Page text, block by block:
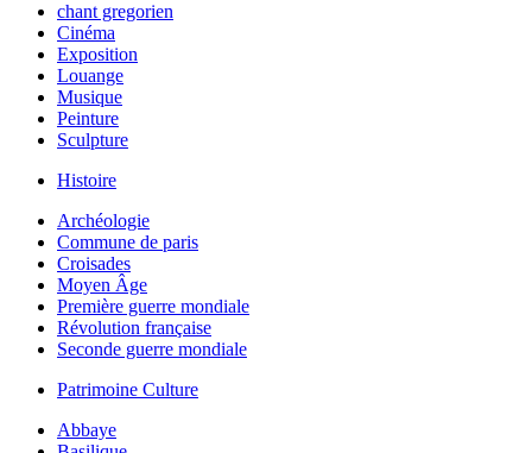
chant gregorien
Cinéma
Exposition
Louange
Musique
Peinture
Sculpture
Histoire
Archéologie
Commune de paris
Croisades
Moyen Âge
Première guerre mondiale
Révolution française
Seconde guerre mondiale
Patrimoine Culture
Abbaye